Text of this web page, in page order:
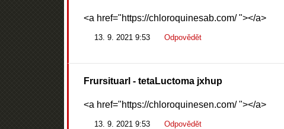
<a href="https://chloroquinesab.com/ "></a>
13. 9. 2021 9:53 Odpovědět
Frursituarl - tetaLuctoma jxhup
<a href="https://chloroquinesen.com/ "></a>
13. 9. 2021 9:53 Odpovědět